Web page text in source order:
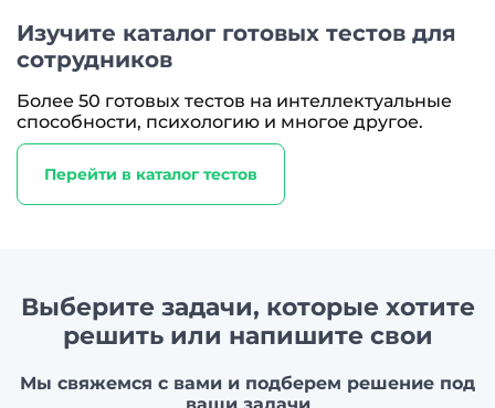
Изучите каталог готовых тестов для
сотрудников
Более 50 готовых тестов на интеллектуальные
способности, психологию и многое другое.
Перейти в каталог тестов
Выберите задачи, которые хотите
решить или напишите свои
Мы свяжемся с вами и подберем решение под